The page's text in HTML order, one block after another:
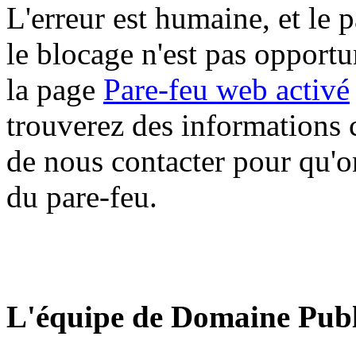
L'erreur est humaine, et le
le blocage n'est pas
la page Pare-feu web activé
trouverez des informations
de nous contacter pour
du pare-feu.
L'équipe de Domaine